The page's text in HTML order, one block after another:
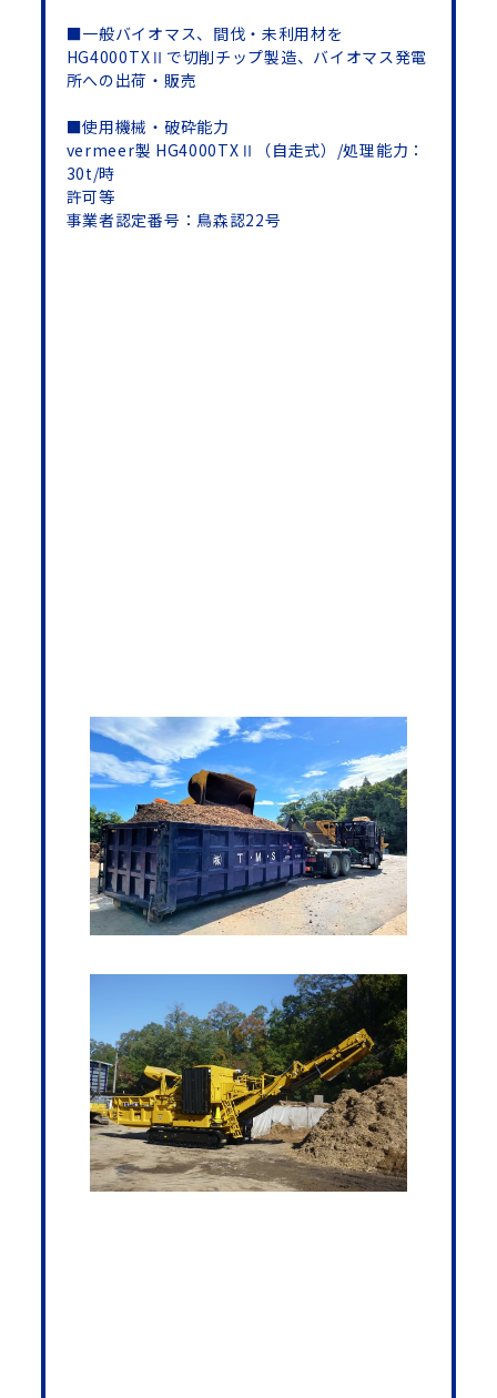
■一般バイオマス、間伐・未利用材を
HG4000TXⅡで切削チップ製造、バイオマス発電
所への出荷・販売
■使用機械・破砕能力
vermeer製 HG4000TXⅡ（自走式）/処理能力：
30t/時
許可等
事業者認定番号：鳥森認22号